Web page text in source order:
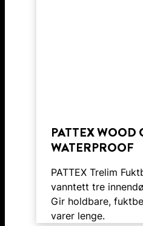
PATTEX WOOD
WATERPROOF
PATTEX Trelim
vanntett tre
Gir holdbare,
varer lenge.